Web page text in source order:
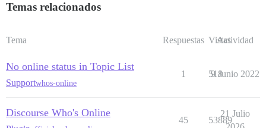
Temas relacionados
Tema Respuestas Vistas
Actividad
No online status in Topic List
Supportwhos-online
1 518
9 Junio 2022
Discourse Who's Online
45 53889
21 Julio